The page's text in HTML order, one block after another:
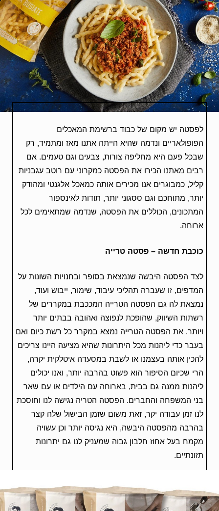
לפסטה יש מקום של כבוד ברשימת המאכלים
הפופולאריים ונדמה שהיא הייתה אתנו מאז ומתמיד, רק
שבכל פעם היא מחליפה צורות, צבעים וגם טעמים. אם
רבים מאתנו הכירו את הפסטה כמקרוני עם רוטב עגבניות
קליל, כמבוגרים אנו מכירים אותה כמאכל אלגנטי ומהודק
יותר, מתוחכם וגם ססגוני יותר, תודות לאינספור
המתכונים, הכוללים את הפסטה, שנדמה שמתאימים לכל
ארוחה.
כוכבת חדשה – פסטה טרייה
לצד הפסטה היבשה שנמצאת בסופר ובחנויות השונות על
המדפים, זו שעברה תהליכי עיבוד, שימור, ייבוש ועוד,
נמצאת לה גם הפסטה הטרייה המככבת במקררים של
רשתות השיווק, שהופכת לנפוצה ואהובה בבתים יותר
ויותר. את הפסטה הטרייה נמצא במקרר כל רשת כיום ואם
בעבר כדי ליהנות מכל היתרונות שהיא מציעה היינו צריכים
להכין אותה בעצמנו או לשבת במסעדה איטלקית יקרה,
הרי שכיום הסיפור הוא פשוט בהרבה יותר, ואנו יכולים
ליהנות ממנה גם בבית, בארוחה עם הילדים או עם שאר
בני המשפחה והחברים. הפסטה הטריה נגישה לנו וחוסכת
לנו זמן עבודה יקר, זאת משום שזמן הבישול שלה קצר
בהרבה מהפסטה היבשה, היא נגיסה יותר וכן עשויה
מקמח בעל אחוז חלבון גבוה שמעניק לנו גם יתרונות
תזונתיים.